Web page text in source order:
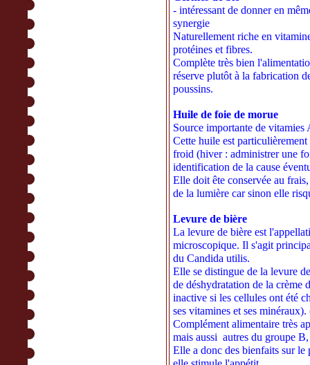
- intéressant de donner en
synergie
Naturellement riche en
protéines et fibres.
Complète très bien
réserve plutôt à la fabrication
poussins.
Huile de foie de morue
Source importante de vitamies
Cette huile est
froid (hiver : administrer une
identification de la cause
Elle doit ête conservée au
de la lumière car sinon elle
Levure de bière
La levure de bière est
microscopique. Il s'agit
du Candida utilis.
Elle se distingue de la levure
de déshydratation de la crème
inactive si les cellules ont été
ses vitamines et ses
Complément alimentaire très
mais aussi autres du groupe
Elle a donc des bienfaits sur